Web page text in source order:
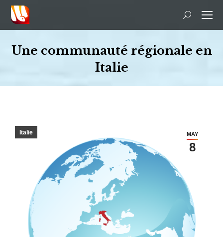
Recherche
:
Une communauté régionale en
Italie
MAY
8
Italie